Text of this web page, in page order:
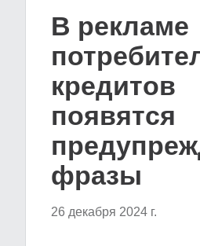
В рекламе
кредитов
появятся
фразы
26 декабря 2024 г.